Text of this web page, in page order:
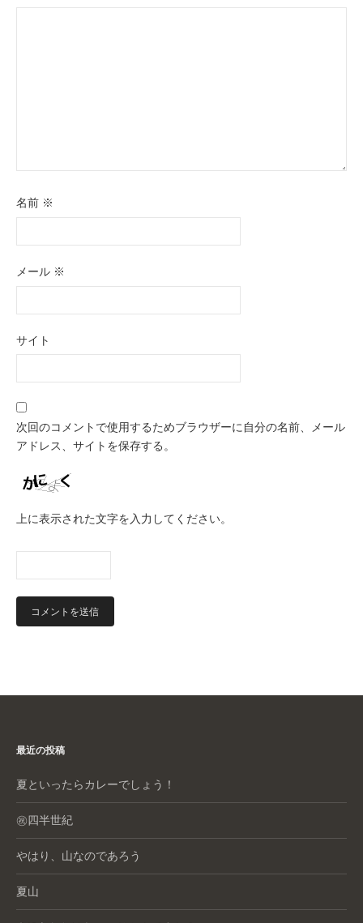
名前 ※
メール ※
サイト
次回のコメントで使用するためブラウザーに自分の名前、メール
アドレス、サイトを保存する。
上に表示された文字を入力してください。
最近の投稿
夏といったらカレーでしょう！
㊗️四半世紀
やはり、山なのであろう
夏山